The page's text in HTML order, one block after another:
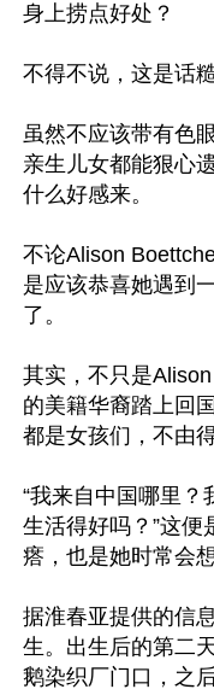
身上捞点好处？
不得不说，这是话
虽然不应该带有色
亲生儿女都能狠心
什么好感来。
不论Alison
是应该恭喜她遇到
了。
其实，不只是
的美籍华裔踏上回
都是女孩们，不由
“我来自中国哪里？
生活得好吗？”这便
瘩，也是她时常会
据淮春亚提供的信
生。出生后的第二
鹅染织厂门口，之